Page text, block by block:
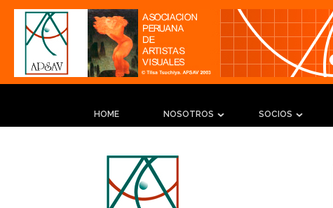
HOME NOSOTROS SOCIOS